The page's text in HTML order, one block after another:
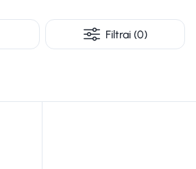
Filtrai (0)